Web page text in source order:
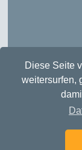
Diese Seite
weitersurfen,